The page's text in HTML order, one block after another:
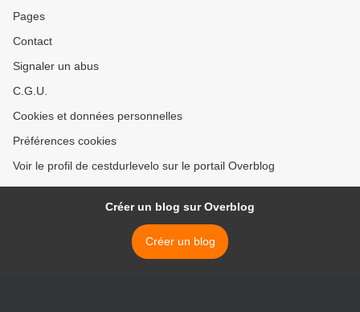
Pages
Contact
Signaler un abus
C.G.U.
Cookies et données personnelles
Préférences cookies
Voir le profil de cestdurlevelo sur le portail Overblog
Créer un blog sur Overblog
Créer un blog